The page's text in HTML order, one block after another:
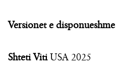
Versionet e disponueshme
Shteti VitiUSA 2025